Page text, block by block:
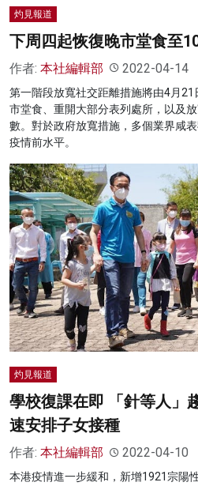
灼見報道
下周四起恢復晚市堂食至
作者: 本社編輯部 2022-04-14
第一階段放寬社交距離措施將由4月
市堂食、重開大部分表列處所，以及
數。對於政府放寬措施，多個業界咸
疫情前水平。
灼見報道
學校復課在即 「針等人」
速安排子女接種
作者: 本社編輯部 2022-04-10
本港疫情進一步緩和，新增1921宗陽